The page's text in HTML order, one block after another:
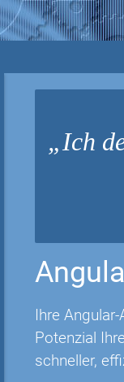
Ich
Ihre
Potenzial
schneller,